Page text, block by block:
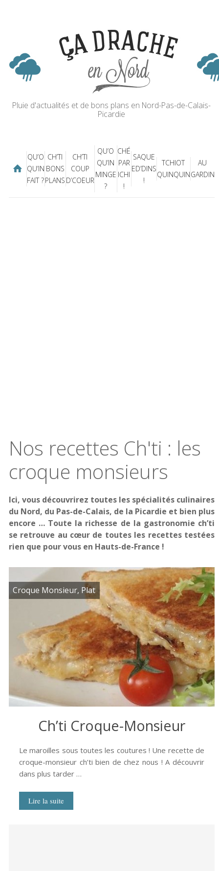
Pluie d'actualités et de bons plans en Nord-Pas-de-Calais-
Picardie
QU’O
QU’IN
FAIT ?
CH’TI
BONS
PLANS
CH’TI
COUP
D’COEUR
QU’O
QU’IN
MINGE
?
CHÉ
PAR
ICHI
!
SAQUE
ED’DINS
!
TCHIOT
QUINQUIN
AU
GARDIN
Nos recettes Ch'ti : les
croque monsieurs
Ici, vous découvrirez toutes les spécialités culinaires
du Nord, du Pas-de-Calais, de la Picardie et bien plus
encore … Toute la richesse de la gastronomie ch’ti
se retrouve au cœur de toutes les recettes testées
rien que pour vous en Hauts-de-France !
Croque Monsieur, Plat
Ch’ti Croque-Monsieur
Le maroilles sous toutes les coutures ! Une recette de
croque-monsieur ch’ti bien de chez nous ! A découvrir
dans plus tarder …
Lire la suite